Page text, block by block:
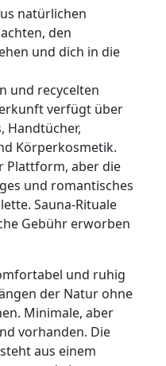
natürlichen
den
und dich in die
und recycelten
verfügt über
Handtücher,
Körperkosmetik.
Plattform, aber die
und romantisches
Sauna-Rituale
Gebühr erworben
und ruhig
der Natur ohne
Minimale, aber
vorhanden. Die
aus einem